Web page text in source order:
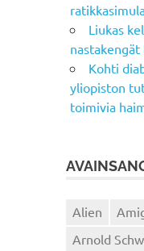
Liukas
Kohti
yliopiston
toimivia
Alien
Arnold